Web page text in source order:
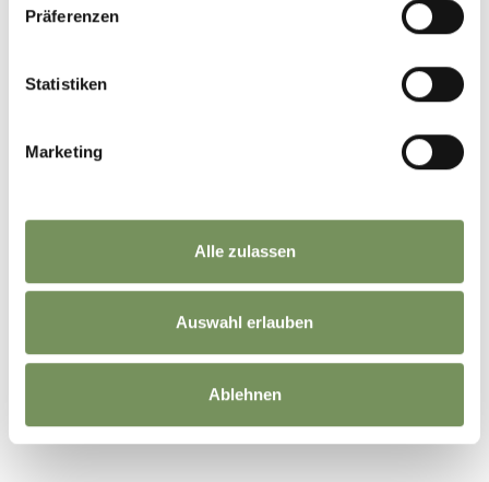
Präferenzen
Statistiken
Marketing
Alle zulassen
Auswahl erlauben
Ablehnen